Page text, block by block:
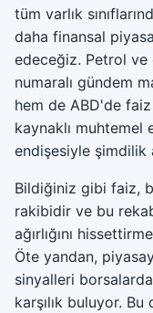
tüm varlık
daha finansal
edeceğiz. Petrol ve
numaralı gündem
hem de ABD'de
kaynaklı
endişesiyle şimdilik
Bildiğiniz gibi faiz,
rakibidir ve bu
ağırlığını
Öte yandan,
sinyalleri
karşılık buluyor. Bu